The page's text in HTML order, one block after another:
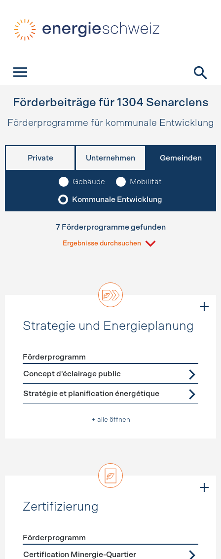
Förderbeiträge für 1304 Senarclens
Förderprogramme für kommunale Entwicklung
Private Unternehmen Gemeinden
Gebäude Mobilität
Kommunale Entwicklung
7 Förderprogramme gefunden
Ergebnisse durchsuchen
Strategie und Energieplanung
Förderprogramme Strategie und Energieplanung
Förderprogramm
Concept d'éclairage public
Stratégie et planification énergétique
+ alle öffnen
Zertifizierung
Förderprogramme Zertifizierung
Förderprogramm
Certification Minergie-Quartier